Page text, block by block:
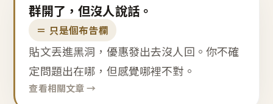
群開了，但沒人說話。
＝ 只是個布告欄
貼文丟進黑洞，優惠發出去沒人回。你不確
定問題出在哪，但感覺哪裡不對。
查看相關文章 →